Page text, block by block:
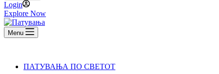
Login
Explore Now
Menu
ПАТУВАЊА ПО СВЕТОТ